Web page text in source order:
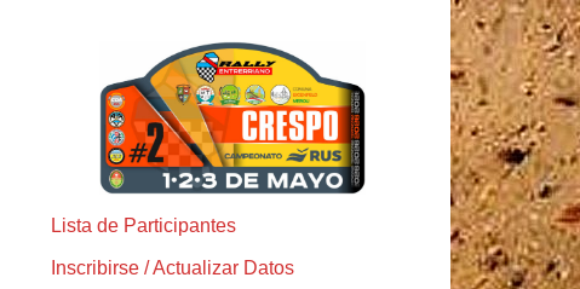
Lista de Participantes
Inscribirse / Actualizar Datos